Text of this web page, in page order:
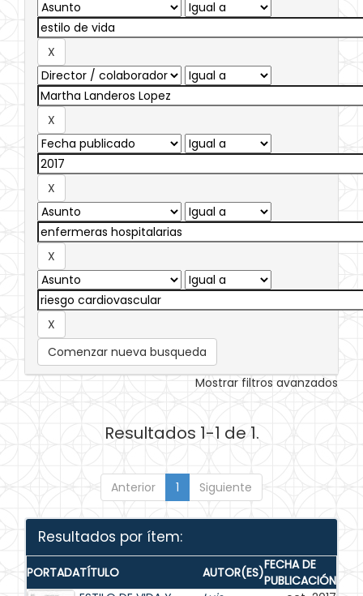
Comenzar nueva busqueda
Mostrar filtros avanzados
Resultados 1-1 de 1.
Anterior 1 Siguiente
Resultados por ítem:
PORTADATÍTULO AUTOR(ES)FECHA DE
PUBLICACIÓN